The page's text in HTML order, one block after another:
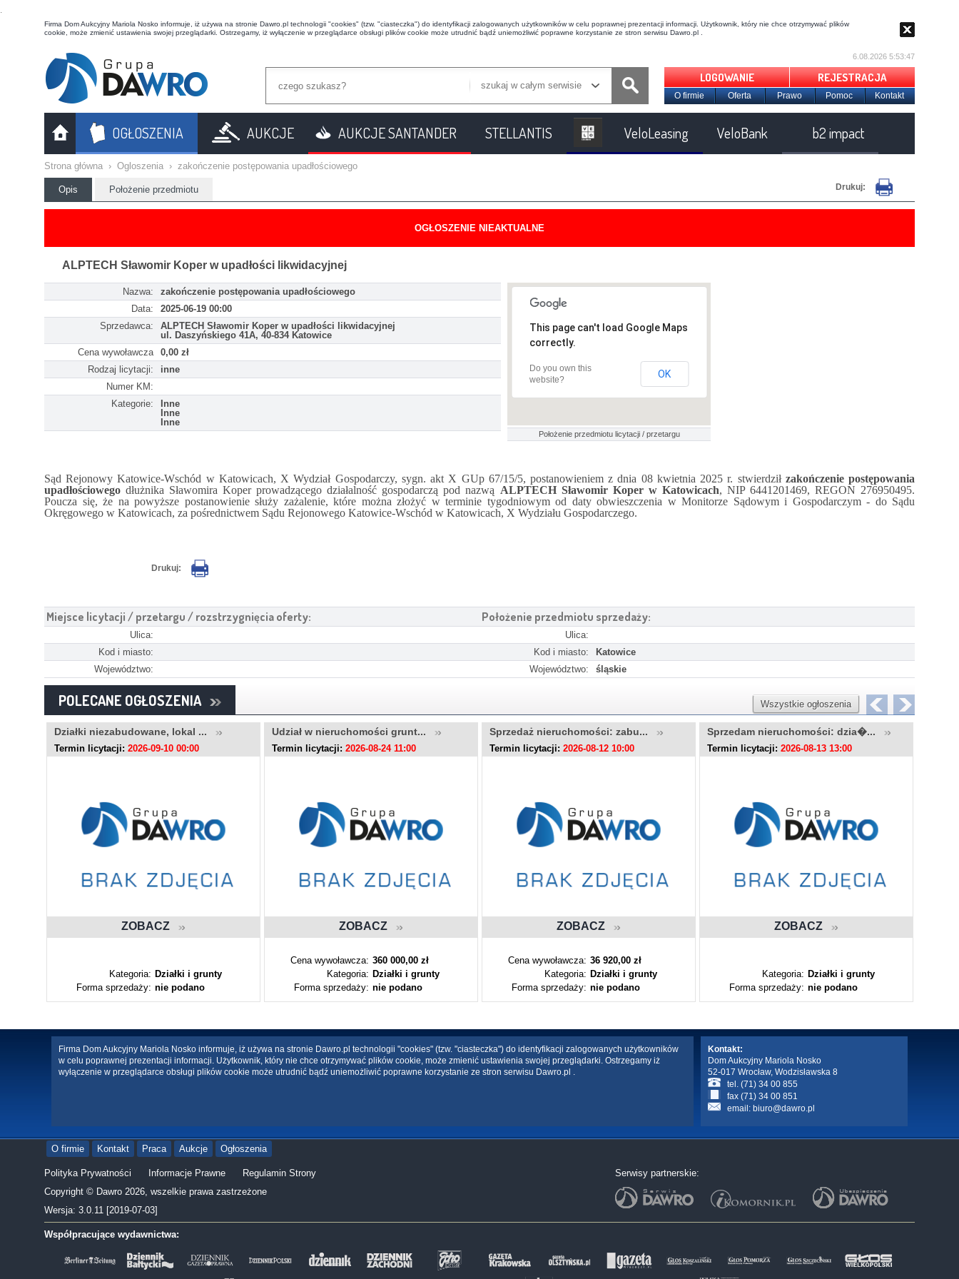
t
Firma Dom Aukcyjny Mariola Nosko informuje, iż używa na stronie Dawro.pl technologii "cookies" (tzw. "ciasteczka") do identyfikacji zalogowanych użytkowników w celu poprawnej prezentacji informacji. Użytkownik, który nie chce otrzymywać plików
cookie, może zmienić ustawienia swojej przeglądarki. Ostrzegamy, iż wyłączenie w przeglądarce obsługi plików cookie może utrudnić bądź uniemożliwić poprawne korzystanie ze stron serwisu Dawro.pl .
szukaj w całym serwisie
6.08.2026 5:53:48
LOGOWANIE REJESTRACJA
O firmie Oferta Prawo Pomoc Kontakt
OGŁOSZENIA AUKCJE AUKCJE SANTANDER STELLANTIS VeloLeasing VeloBank b2 impact
Strona główna › Ogloszenia › zakończenie postępowania upadłościowego
Drukuj:
Opis Położenie przedmiotu
OGŁOSZENIE NIEAKTUALNE
ALPTECH Sławomir Koper w upadłości likwidacyjnej
Nazwa:
zakończenie postępowania upadłościowego
Data:
2025-06-19 00:00
Sprzedawca:
ALPTECH Sławomir Koper w upadłości likwidacyjnej
ul. Daszyńskiego 41A, 40-834 Katowice
Cena wywoławcza
0,00 zł
Rodzaj licytacji:
inne
Numer KM:
Kategorie:
Inne
Inne
Inne
This page can't load Google Maps
correctly.
Do you own this
website?
OK
Położenie przedmiotu licytacji / przetargu
Sąd Rejonowy Katowice-Wschód w Katowicach, X Wydział Gospodarczy, sygn. akt X GUp 67/15/5, postanowieniem z dnia 08 kwietnia 2025 r. stwierdził zakończenie postępowania
upadłościowego dłużnika Sławomira Koper prowadzącego działalność gospodarczą pod nazwą ALPTECH Sławomir Koper w Katowicach, NIP 6441201469, REGON 276950495.
Poucza się, że na powyższe postanowienie służy zażalenie, które można złożyć w terminie tygodniowym od daty obwieszczenia w Monitorze Sądowym i Gospodarczym - do Sądu
Okręgowego w Katowicach, za pośrednictwem Sądu Rejonowego Katowice-Wschód w Katowicach, X Wydziału Gospodarczego.
Drukuj:
Miejsce licytacji / przetargu / rozstrzygnięcia oferty:
Ulica:
Kod i miasto:
Województwo:
Położenie przedmiotu sprzedaży:
Ulica:
Kod i miasto:
Katowice
Województwo:
śląskie
POLECANE OGŁOSZENIA Wszystkie ogłoszenia
Działki niezabudowane, lokal ...
Termin licytacji: 2026-09-10 00:00
ZOBACZ
Kategoria: Działki i grunty
Forma sprzedaży: nie podano
Udział w nieruchomości grunt...
Termin licytacji: 2026-08-24 11:00
ZOBACZ
Cena wywoławcza: 360 000,00 zł
Kategoria: Działki i grunty
Forma sprzedaży: nie podano
Sprzedaż nieruchomości: zabu...
Termin licytacji: 2026-08-12 10:00
ZOBACZ
Cena wywoławcza: 36 920,00 zł
Kategoria: Działki i grunty
Forma sprzedaży: nie podano
Sprzedam nieruchomości: dzia�...
Termin licytacji: 2026-08-13 13:00
ZOBACZ
Kategoria: Działki i grunty
Forma sprzedaży: nie podano
Firma Dom Aukcyjny Mariola Nosko informuje, iż używa na stronie Dawro.pl technologii "cookies" (tzw. "ciasteczka") do identyfikacji zalogowanych użytkowników
w celu poprawnej prezentacji informacji. Użytkownik, który nie chce otrzymywać plików cookie, może zmienić ustawienia swojej przeglądarki. Ostrzegamy iż
wyłączenie w przeglądarce obsługi plików cookie może utrudnić bądź uniemożliwić poprawne korzystanie ze stron serwisu Dawro.pl .
Kontakt:
Dom Aukcyjny Mariola Nosko
52-017 Wrocław, Wodzisławska 8
tel. (71) 34 00 855
fax (71) 34 00 851
email: biuro@dawro.pl
O firmie Kontakt Praca Aukcje Ogłoszenia
Polityka Prywatności Informacje Prawne
Regulamin Strony
Copyright © Dawro 2026, wszelkie prawa zastrzeżone
Wersja: 3.0.11 [2019-07-03]
Serwisy partnerskie:
Współpracujące wydawnictwa: